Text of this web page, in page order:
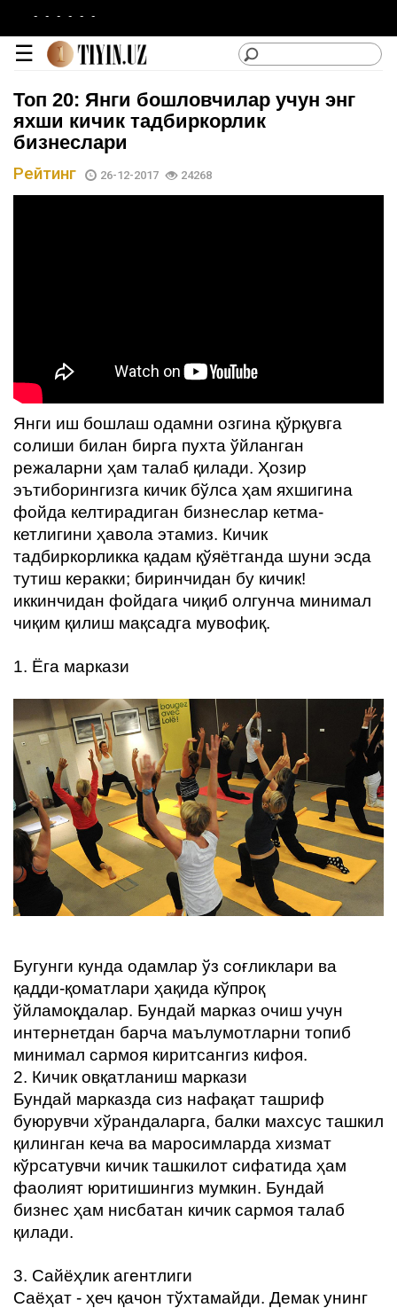
lotin
|
Лойиҳа
Алоқа
☰
Топ 20: Янги бошловчилар учун энг
яхши кичик тадбиркорлик
бизнеслари
Рейтинг 26-12-2017 24268
Янги иш бошлаш одамни озгина қўрқувга
солиши билан бирга пухта ўйланган
режаларни ҳам талаб қилади. Ҳозир
эътиборингизга кичик бўлса ҳам яхшигина
фойда келтирадиган бизнеслар кетма-
кетлигини ҳавола этамиз. Кичик
тадбиркорликка қадам қўяётганда шуни эсда
тутиш керакки; биринчидан бу кичик!
иккинчидан фойдага чиқиб олгунча минимал
чиқим қилиш мақсадга мувофиқ.
1. Ёга маркази
Бугунги кунда одамлар ўз соғликлари ва
қадди-қоматлари ҳақида кўпроқ
ўйламоқдалар. Бундай марказ очиш учун
интернетдан барча маълумотларни топиб
минимал сармоя киритсангиз кифоя.
2. Кичик овқатланиш маркази
Бундай марказда сиз нафақат ташриф
буюрувчи хўрандаларга, балки махсус ташкил
қилинган кеча ва маросимларда хизмат
кўрсатувчи кичик ташкилот сифатида ҳам
фаолият юритишингиз мумкин. Бундай
бизнес ҳам нисбатан кичик сармоя талаб
қилади.
3. Сайёҳлик агентлиги
Саёҳат - ҳеч қачон тўхтамайди. Демак унинг